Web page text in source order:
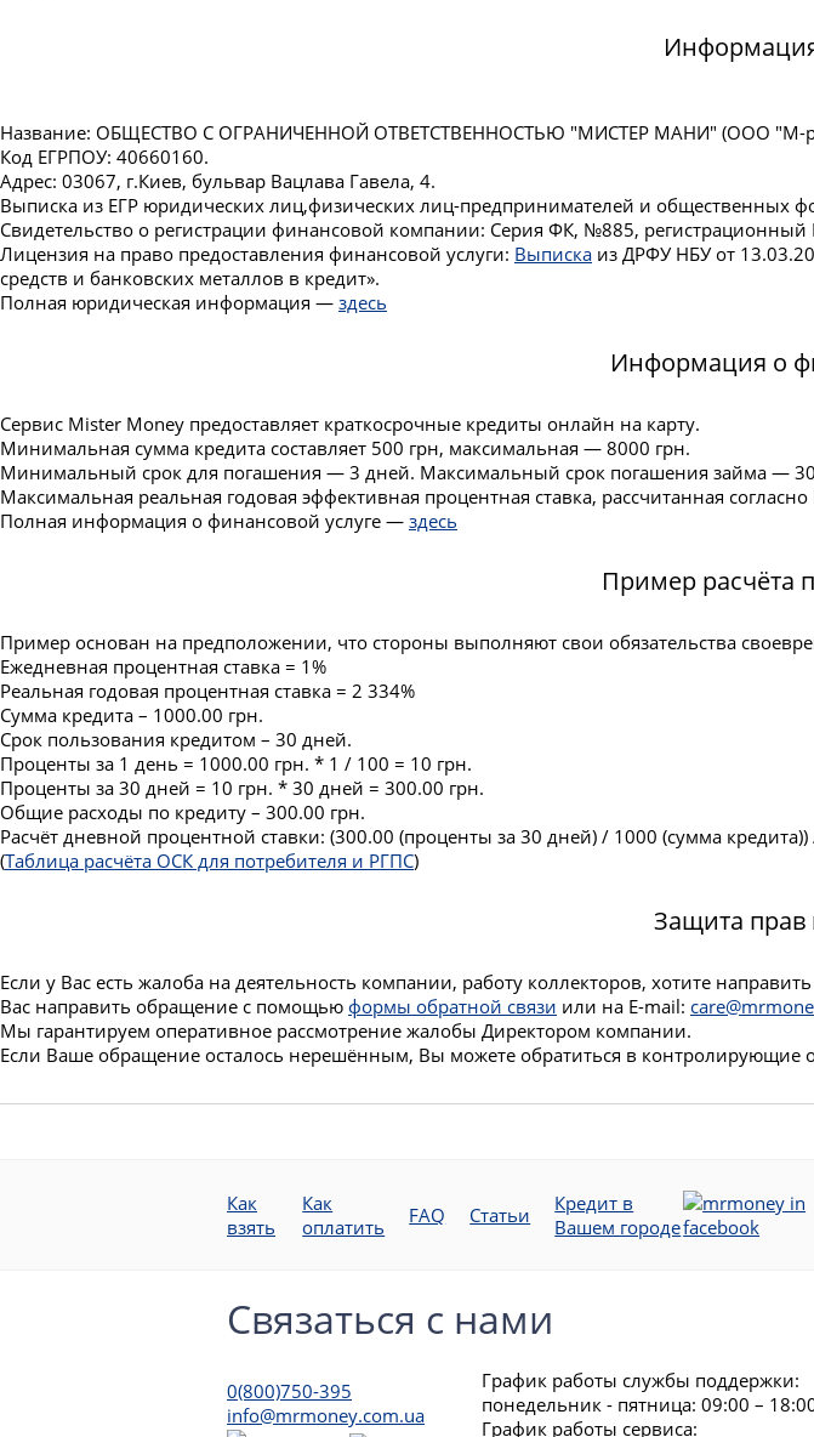
Название: ОБЩЕСТВО С ОГРАНИЧЕННОЙ ОТВЕТСТВЕННОСТЬЮ "МИСТЕР МАНИ" (ООО "М-
Код ЕГРПОУ: 40660160.
Адрес: 03067, г.Киев, бульвар Вацлава Гавела, 4.
Выписка из ЕГР юридических лиц,физических лиц-предпринимателей и общественных
Свидетельство о регистрации финансовой компании: Серия ФК, №885,
Лицензия на право предоставления финансовой услуги: Выписка из ДРФУ НБУ от
средств и банковских металлов в кредит».
Полная юридическая информация — здесь
Информация о
Сервис Mister Money предоставляет краткосрочные кредиты онлайн на карту.
Минимальная сумма кредита составляет 500 грн, максимальная — 8000 грн.
Минимальный срок для погашения — 3 дней. Максимальный срок погашения займа —
Максимальная реальная годовая эффективная процентная ставка, рассчитанная
Полная информация о финансовой услуге — здесь
Пример расчёта
Пример основан на предположении, что стороны выполняют свои обязательства
Ежедневная процентная ставка = 1%
Реальная годовая процентная ставка = 2 334%
Сумма кредита – 1000.00 грн.
Срок пользования кредитом – 30 дней.
Проценты за 1 день = 1000.00 грн. * 1 / 100 = 10 грн.
Проценты за 30 дней = 10 грн. * 30 дней = 300.00 грн.
Общие расходы по кредиту – 300.00 грн.
Расчёт дневной процентной ставки: (300.00 (проценты за 30 дней) / 1000 (сумма
(Таблица расчёта ОСК для потребителя и РГПС)
Защита прав
Если у Вас есть жалоба на деятельность компании, работу коллекторов, хотите
Вас направить обращение с помощью формы обратной связи или на E-mail:
Мы гарантируем оперативное рассмотрение жалобы Директором компании.
Если Ваше обращение осталось нерешённым, Вы можете обратиться в контролирующие
Как
взять
Как
оплатить
FAQ Статьи
Кредит в
Вашем городе
Связаться с нами
0(800)750-395
info@mrmoney.com.ua
График работы службы поддержки:
понедельник - пятница: 09:00 –
График работы сервиса: